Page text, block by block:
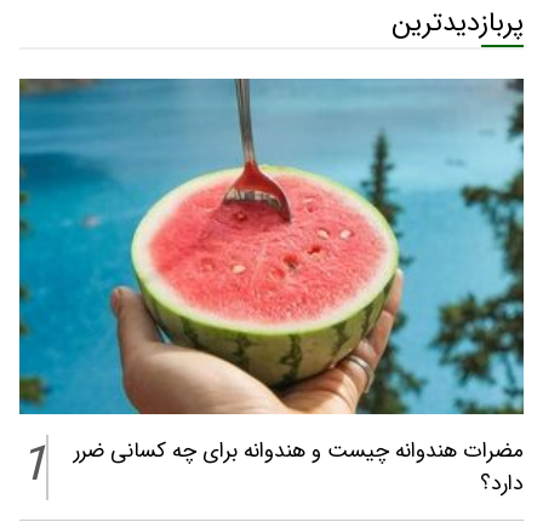
پربازدیدترین
مضرات هندوانه چیست و هندوانه برای چه کسانی ضرر
دارد؟
1